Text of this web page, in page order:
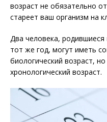
возраст не обязательно
стареет ваш организм на
Два человека,
тот же год, могут иметь
биологический возраст,
хронологический возраст.